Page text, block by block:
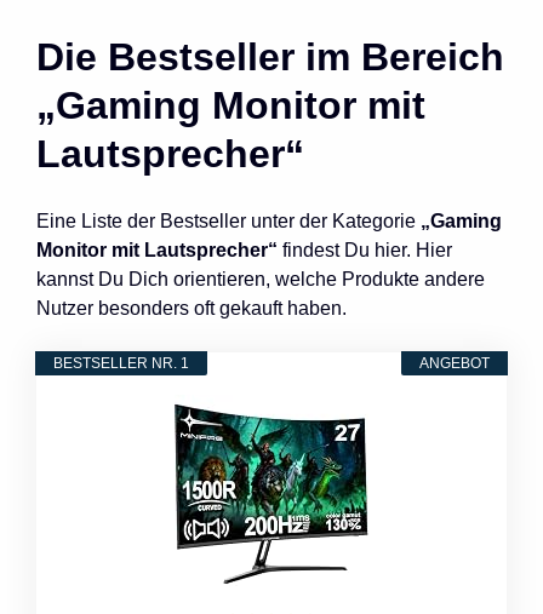
Die Bestseller im Bereich
„Gaming Monitor mit
Lautsprecher“
Eine Liste der Bestseller unter der Kategorie „Gaming
Monitor mit Lautsprecher“ findest Du hier. Hier
kannst Du Dich orientieren, welche Produkte andere
Nutzer besonders oft gekauft haben.
ANGEBOT
BESTSELLER NR. 1